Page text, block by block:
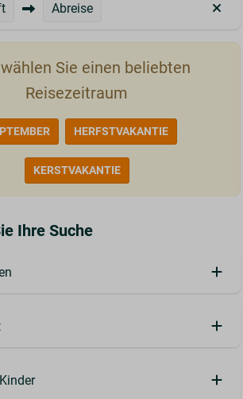
Abreise
Sie einen beliebten
Reisezeitraum
HERFSTVAKANTIE
KERSTVAKANTIE
Ihre Suche
(3)